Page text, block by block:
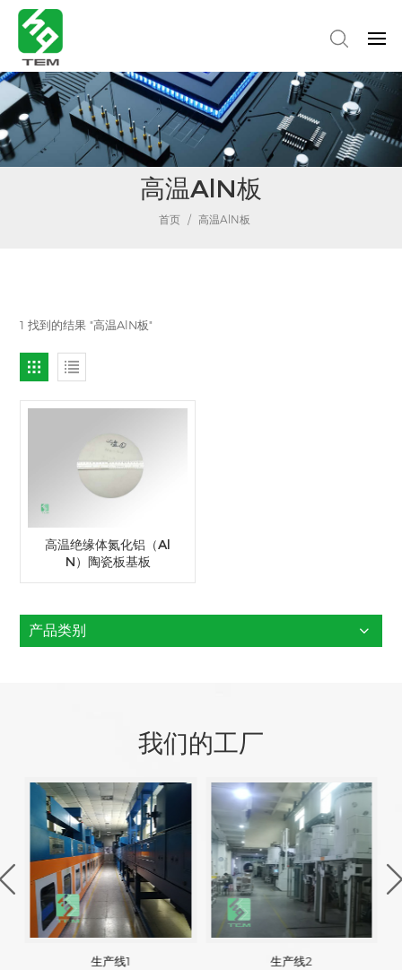
高温AlN板
首页 / 高温AlN板
1 找到的结果 "高温AlN板"
高温绝缘体氮化铝（Al
N）陶瓷板基板
产品类别
我们的工厂
生产线1 生产线2